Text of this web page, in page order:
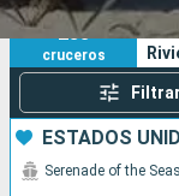
Puertos
283
cruceros
Filtrar
ESTADOS
Serenade of the Seas